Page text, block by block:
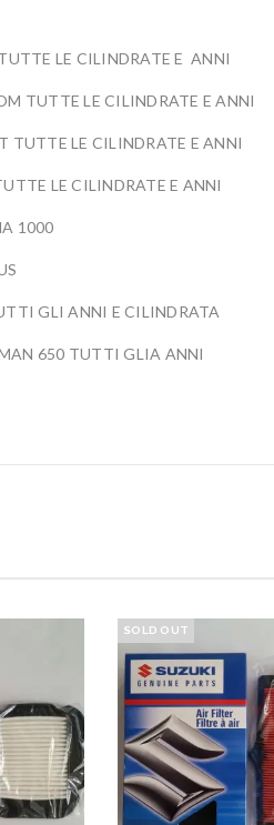
LE CILINDRATE E ANNI
TUTTE LE CILINDRATE E ANNI
TUTTE LE CILINDRATE E ANNI
LE CILINDRATE E ANNI
1000
GLI ANNI E CILINDRATA
650 TUTTI GLIA ANNI
SOLD OUT